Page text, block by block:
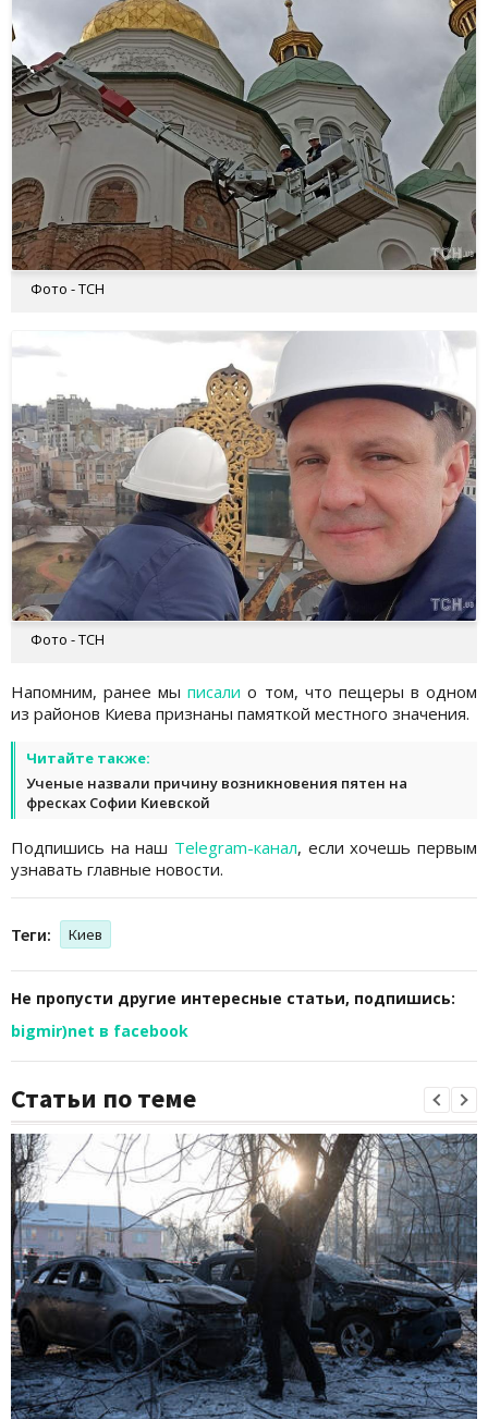
Фото - ТСН
Фото - ТСН
Напомним, ранее мыписали о том, что пещеры в одном
из районов Киева признаны памяткой местного значения.
Читайте также:
Ученые назвали причину возникновения пятен на
фресках Софии Киевской
Подпишись на наш Telegram-канал, если хочешь первым
узнавать главные новости.
Теги: Киев
Не пропусти другие интересные статьи, подпишись:
bigmir)net в facebook
Статьи по теме